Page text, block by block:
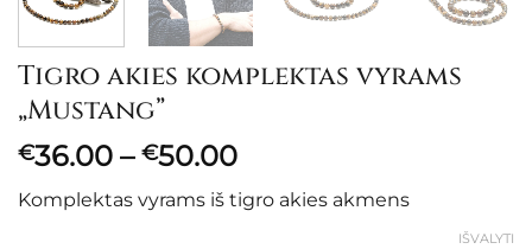
Tigro akies komplektas vyrams
„Mustang”
€36.00 – €50.00Price
range:
€36.00
Komplektas vyrams iš tigro akies akmens
IŠVALYTI